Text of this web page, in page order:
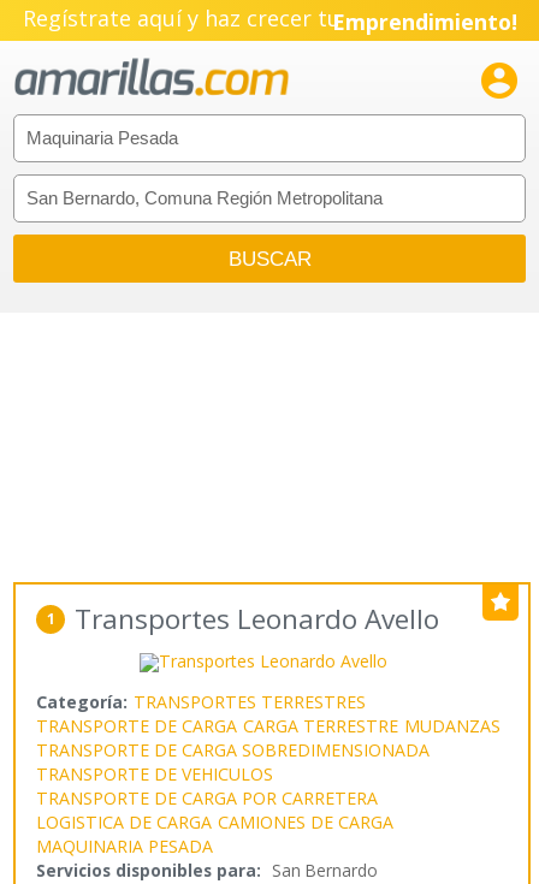
Regístrate aquí y haz crecer tuEmprendimiento!

1 Transportes Leonardo Avello
Categoría: TRANSPORTES TERRESTRES
TRANSPORTE DE CARGA CARGA TERRESTRE MUDANZAS
TRANSPORTE DE CARGA SOBREDIMENSIONADA
TRANSPORTE DE VEHICULOS
TRANSPORTE DE CARGA POR CARRETERA
LOGISTICA DE CARGA CAMIONES DE CARGA
MAQUINARIA PESADA
Servicios disponibles para: San Bernardo